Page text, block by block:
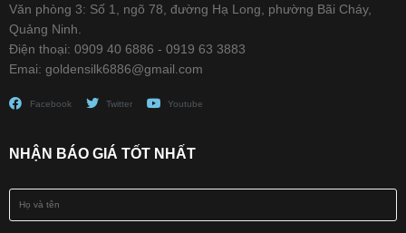
Văn phòng 3: Số 1, ngõ 78, đường Hạ Long, phường Bãi Cháy,
Quảng Ninh.
Điện thoại: 0909 40 6886 - 0919 63 3883
Emai: goldensilk6886@gmail.com
Facebook Twitter Youtube
NHẬN BÁO GIÁ TỐT NHẤT